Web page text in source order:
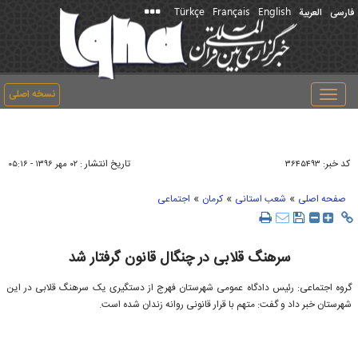
فارسی العربیة English
Français
Türkçe
نسخه اصلی
Toggle
navigation
کد خبر: ۳۶۴۵۴۹۳ تاریخ انتشار : ۰۲ مهر ۱۳۹۶ - ۰۵:۱۶
صفحه اصلی » شعب استانی »کرمان » اجتماعی
سرهنگ قلابی در چنگال قانون گرفتار شد
گروه اجتماعی: رئیس دادگاه عمومی شهرستان فهرج از دستگیری یک سرهنگ قلابی در این
شهرستان خبر داد و گفت: متهم با قرار قانونی روانه زندان شده است.